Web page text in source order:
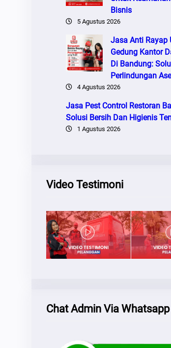
Bisnis
5 Agustus 2026
Jasa Anti Rayap
Gedung Kantor
Di Bandung:
Perlindungan
4 Agustus 2026
Jasa Pest Control Restoran
Solusi Bersih Dan Higienis
1 Agustus 2026
Video Testimoni
Chat Admin Via Whatsapp